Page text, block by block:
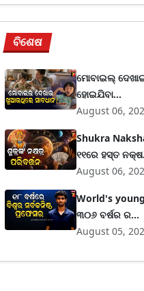
ବିଶେଷ
ମୋବାଇଲ୍
ହୋଇଯିବା...
August 06,
Shukra
୧୧ରେ ହସ୍ତ
August 06,
World's
୩୦୬ ବର୍ଷର ର...
August 05,